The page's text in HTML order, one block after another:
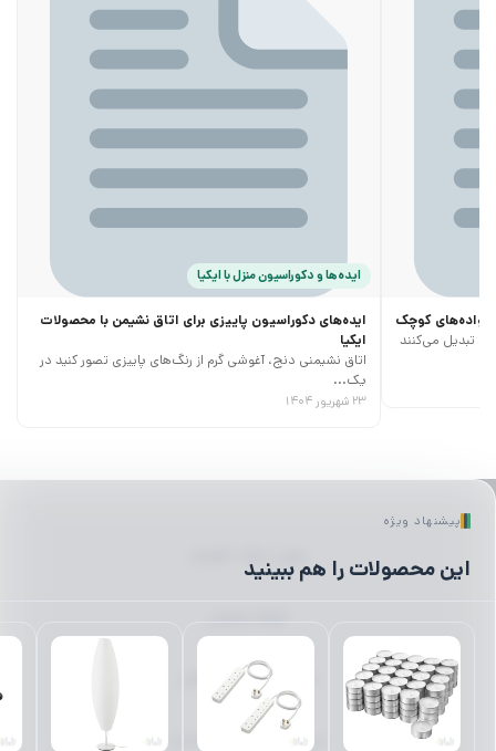
کوچک
تبدیل می‌کنند
ایده‌ها و دکوراسیون منزل با ایکیا
ایده‌های دکوراسیون پاییزی برای اتاق نشیمن با محصولات
ایکیا
اتاق نشیمنی دنج، آغوشی گرم از رنگ‌های پاییزی تصور کنید در
یک...
۲۳ شهریور ۱۴۰۴
پیشنهاد ویژه
این محصولات را هم ببینید
رانر | رومیزی | زیر بشقابی
میز ناهارخوری | میز | صندلی